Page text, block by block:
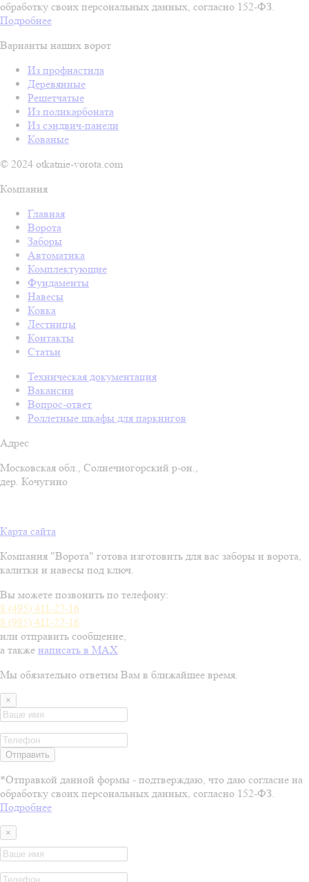
обработку своих персональных данных, согласно 152-ФЗ.
Подробнее
Варианты наших ворот
Из профнастила
Деревянные
Решетчатые
Из поликарбоната
Из сэндвич-панели
Кованые
© 2024 otkatnie-vorota.com
Компания
Главная
Ворота
Заборы
Автоматика
Комплектующие
Фундаменты
Навесы
Ковка
Лестницы
Контакты
Статьи
Техническая документация
Вакансии
Вопрос-ответ
Роллетные шкафы для паркингов
Адрес
Московская обл., Солнечногорский р-он.,
дер. Кочугино
Карта сайта
Компания "Ворота" готова изготовить для вас заборы и ворота,
калитки и навесы под ключ.
Вы можете позвонить по телефону:
8 (495) 411-27-16
8 (985) 411-27-16
или отправить сообщение,
а также написать в MAX
Мы обязательно ответим Вам в ближайшее время.
×
Отправить
*Отправкой данной формы - подтверждаю, что даю согласие на
обработку своих персональных данных, согласно 152-ФЗ.
Подробнее
×